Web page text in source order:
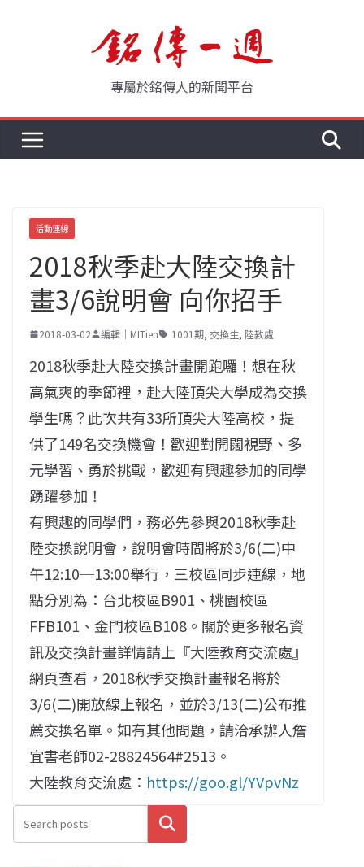
專屬於銘傳人的新聞平台
活動連線
2018秋季赴大陸交換計
畫3/6說明會 向你招手
2018-03-02 編輯｜MITien 1001期, 交換生, 陸教處
2018秋季赴大陸交換計畫開跑囉！想在秋
高氣爽的季節裡，赴大陸頂尖大學成為交換
學生嗎？此次共有33所頂尖大陸高校，提
供了149名交換機會！歡迎對開闊視野、多
元學習、勇於挑戰，歡迎有興趣參加的同學
踴躍參加！
有興趣的同學們，務必先參與2018秋季赴
陸交換說明會，說明會時間將於3/6(二)中
午12:10─13:00舉行，三校區同步連線，地
點分別為：台北校區B901、桃園校區
FFB101、金門校區B108。關於更多報名資
訊及交換計畫詳情請上『大陸教育交流處』
網頁查看，2018秋季交換計畫報名將於
3/6(二)開放線上報名，並於3/13(二)公布推
薦交換名單。如有其他問題，請洽承辦人詹
宜書老師02-28824564#2513。
大陸教育交流處： https://goo.gl/YVpvNz
搜尋